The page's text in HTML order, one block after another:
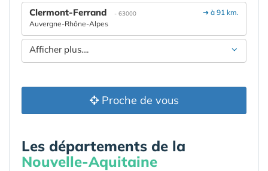
➔ à 91 km.
Clermont-Ferrand - 63000
Auvergne-Rhône-Alpes
Afficher plus....
Proche de vous
Les départements de la
Nouvelle-Aquitaine